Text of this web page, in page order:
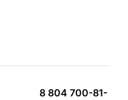
8 804 700-81-